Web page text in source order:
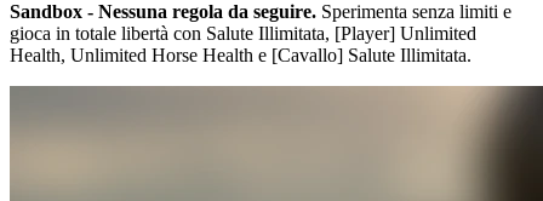
Sandbox - Nessuna regola da seguire. Sperimenta senza limiti e
gioca in totale libertà con Salute Illimitata, [Player] Unlimited
Health, Unlimited Horse Health e [Cavallo] Salute Illimitata.